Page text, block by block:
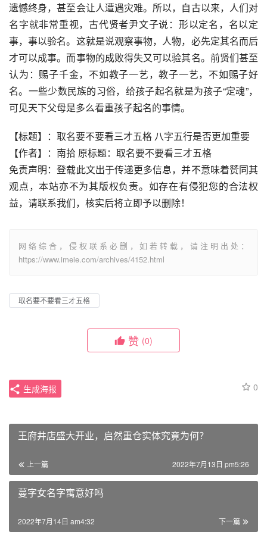
遗憾终身，甚至会让人遭遇灾难。所以，自古以来，人们对
名字就非常重视，古代贤者尹文子说：形以定名，名以定
事，事以验名。这就是说观察事物，人物，必先定其名而后
才可以成事。而事物的成败得失又可以验其名。前贤们甚至
认为：赐子千金，不如教子一艺，教子一艺，不如赐子好
名。一些少数民族的习俗，给孩子起名就是为孩子“定魂”，
可见天下父母是多么看重孩子起名的事情。
【标题】：取名要不要看三才五格 八字五行是否更加重要
【作者】：南拾 原标题：取名要不要看三才五格
免责声明：登载此文出于传递更多信息，并不意味着赞同其
观点，本站亦不为其版权负责。如存在有侵犯您的合法权
益，请联系我们，核实后将立即予以删除！
网络综合，侵权联系必删，如若转载，请注明出处：
https://www.imeie.com/archives/4152.html
取名要不要看三才五格
赞 (0)
0
生成海报
王府井店盛大开业，启然重仓实体究竟为何？
上一篇 2022年7月13日 pm5:26
蔓字女名字寓意好吗
下一篇
2022年7月14日 am4:32